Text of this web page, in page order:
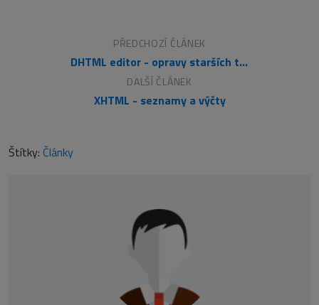
PŘEDCHOZÍ ČLÁNEK
DHTML editor - opravy starších textů a náhled
DALŠÍ ČLÁNEK
XHTML - seznamy a výčty
Štítky: Články